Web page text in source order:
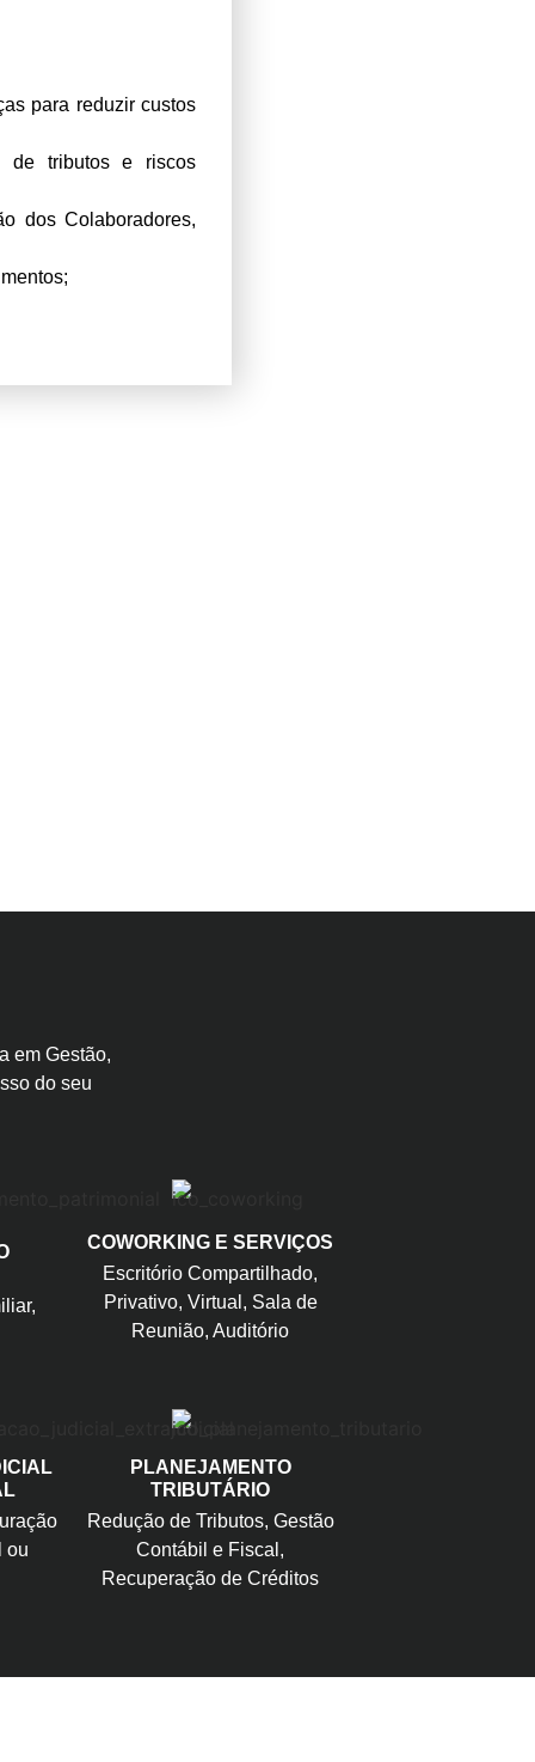
para reduzir custos
de tributos e riscos
dos Colaboradores,
em Gestão,
do seu
COWORKING E SERVIÇOS
Escritório Compartilhado,
Privativo, Virtual, Sala de
Reunião, Auditório
ou
PLANEJAMENTO
TRIBUTÁRIO
Redução de Tributos, Gestão
Contábil e Fiscal,
Recuperação de Créditos